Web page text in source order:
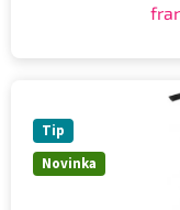
Novinka
Tip